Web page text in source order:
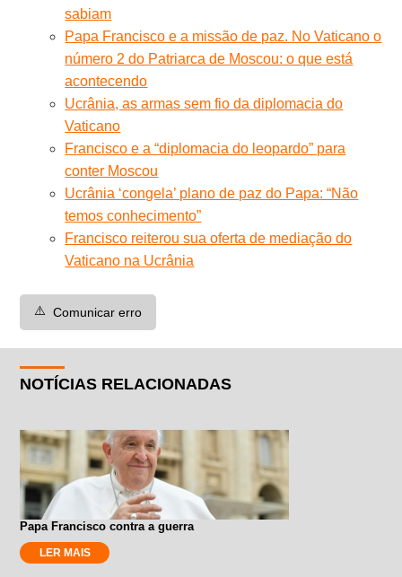
sabiam
Papa Francisco e a missão de paz. No Vaticano o
número 2 do Patriarca de Moscou: o que está
acontecendo
Ucrânia, as armas sem fio da diplomacia do
Vaticano
Francisco e a “diplomacia do leopardo” para
conter Moscou
Ucrânia ‘congela’ plano de paz do Papa: “Não
temos conhecimento”
Francisco reiterou sua oferta de mediação do
Vaticano na Ucrânia
⚠️ Comunicar erro
NOTÍCIAS RELACIONADAS
Papa Francisco contra a guerra
LER MAIS